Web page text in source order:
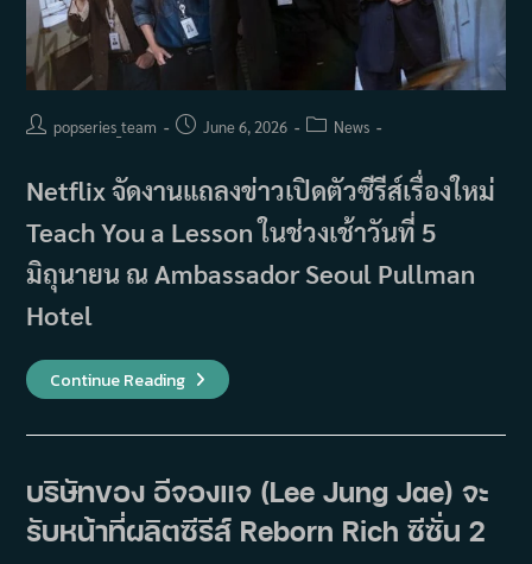
Postpopseries_team
PostJune 6, 2026
PostNews
Netflix จัดงานแถลงข่าวเปิดตัวซีรีส์เรื่องใหม่
Teach You a Lesson ในช่วงเช้าวันที่ 5
มิถุนายน ณ Ambassador Seoul Pullman
Hotel
Continue Readingทีม
ผู้
‘Teach
เปิด
ใจถึง
ประเด็น
เปลี่ยน
บริษัทของ อีจองแจ (Lee Jung Jae) จะ
รับหน้าที่ผลิตซีรีส์ Reborn Rich ซีซั่น 2